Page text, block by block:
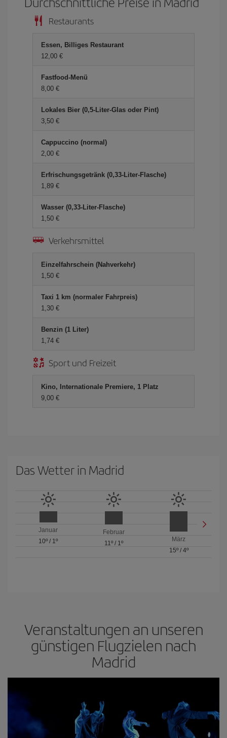
Restaurants
Essen, Billiges Restaurant
12,00 €
Fastfood-Menü
8,00 €
Lokales Bier (0,5-Liter-Glas oder Pint)
3,50 €
Cappuccino (normal)
2,00 €
Erfrischungsgetränk (0,33-Liter-Flasche)
1,89 €
Wasser (0,33-Liter-Flasche)
1,50 €
Verkehrsmittel
Einzelfahrschein (Nahverkehr)
1,50 €
Taxi 1 km (normaler Fahrpreis)
1,30 €
Benzin (1 Liter)
1,74 €
Sport und Freizeit
Kino, Internationale Premiere, 1 Platz
9,00 €
Das Wetter in Madrid
Januar
10º / 1º
Februar
11º/ 1º
März
15º/ 4º
Veranstaltungen an unseren
günstigen Flugzielen nach
Madrid